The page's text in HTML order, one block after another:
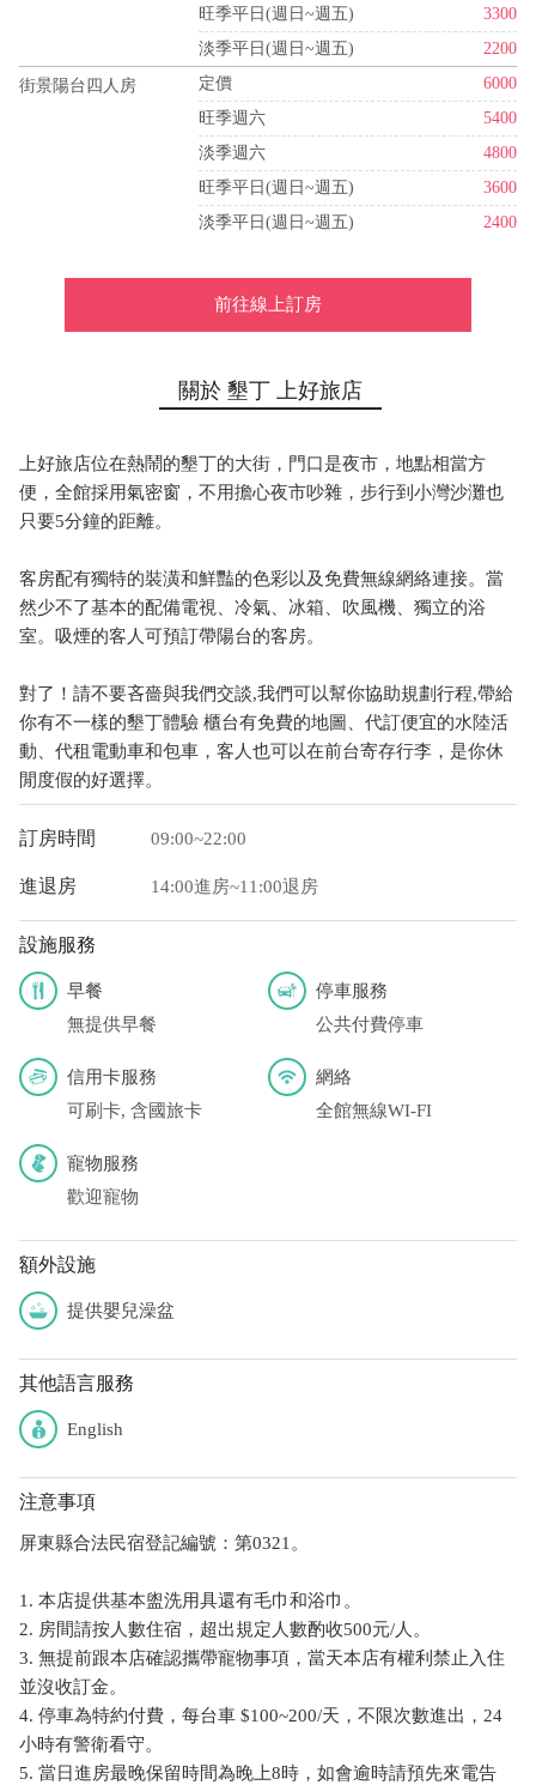
旺季平日(週日~週五)
3300
淡季平日(週日~週五)
2200
街景陽台四人房 定價
6000
旺季週六
5400
淡季週六
4800
旺季平日(週日~週五)
3600
淡季平日(週日~週五)
2400
前往線上訂房
關於 墾丁 上好旅店
上好旅店位在熱鬧的墾丁的大街，門口是夜市，地點相當方
便，全館採用氣密窗，不用擔心夜市吵雜，步行到小灣沙灘也
只要5分鐘的距離。
客房配有獨特的裝潢和鮮豔的色彩以及免費無線網絡連接。當
然少不了基本的配備電視、冷氣、冰箱、吹風機、獨立的浴
室。吸煙的客人可預訂帶陽台的客房。
對了！請不要吝嗇與我們交談,我們可以幫你協助規劃行程,帶給
你有不一樣的墾丁體驗 櫃台有免費的地圖、代訂便宜的水陸活
動、代租電動車和包車，客人也可以在前台寄存行李，是你休
閒度假的好選擇。
訂房時間 09:00~22:00
進退房 14:00進房~11:00退房
設施服務
早餐
無提供早餐
停車服務
公共付費停車
信用卡服務
可刷卡, 含國旅卡
網絡
全館無線WI-FI
寵物服務
歡迎寵物
額外設施
提供嬰兒澡盆
其他語言服務
English
注意事項
屏東縣合法民宿登記編號：第0321。
1. 本店提供基本盥洗用具還有毛巾和浴巾。
2. 房間請按人數住宿，超出規定人數酌收500元/人。
3. 無提前跟本店確認攜帶寵物事項，當天本店有權利禁止入住
並沒收訂金。
4. 停車為特約付費，每台車 $100~200/天，不限次數進出，24
小時有警衛看守。
5. 當日進房最晚保留時間為晚上8時，如會逾時請預先來電告